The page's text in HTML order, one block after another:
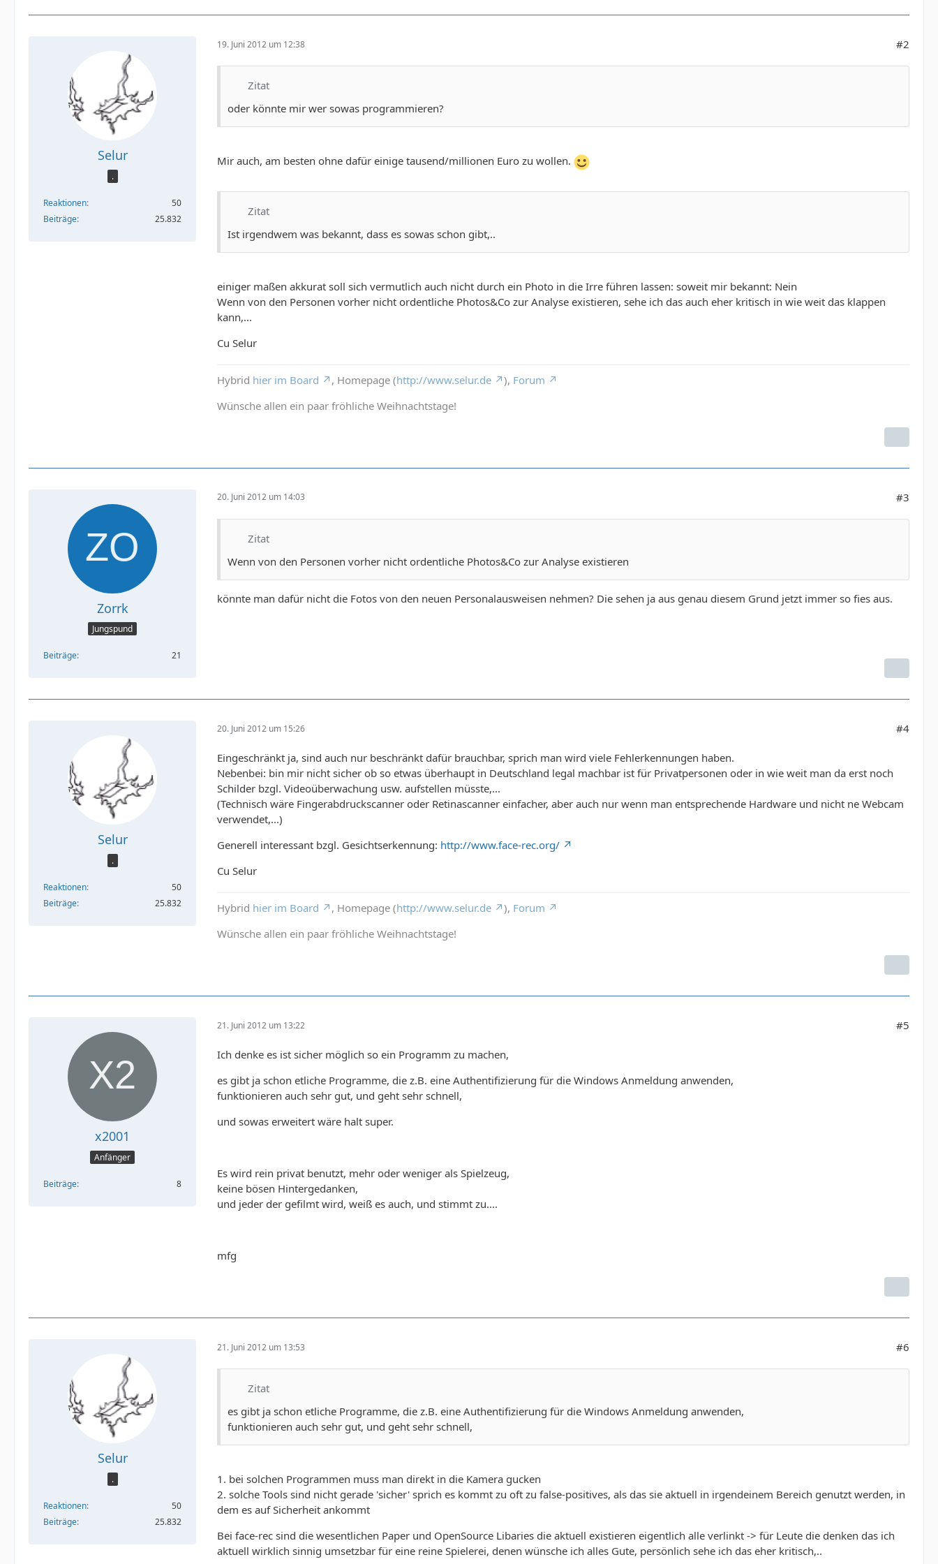
Selur
.
Reaktionen
50
Beiträge
25.832
19. Juni 2012 um 12:38 #2
Zitat
oder könnte mir wer sowas programmieren?
Mir auch, am besten ohne dafür einige tausend/millionen Euro zu wollen.
Zitat
Ist irgendwem was bekannt, dass es sowas schon gibt,..
einiger maßen akkurat soll sich vermutlich auch nicht durch ein Photo in die Irre führen lassen: soweit mir bekannt: Nein
Wenn von den Personen vorher nicht ordentliche Photos&Co zur Analyse existieren, sehe ich das auch eher kritisch in wie weit das klappen
kann,...
Cu Selur
Hybrid hier im Board , Homepage (http://www.selur.de ), Forum
Wünsche allen ein paar fröhliche Weihnachtstage!
Zorrk
Jungspund
Beiträge 21
20. Juni 2012 um 14:03 #3
Zitat
Wenn von den Personen vorher nicht ordentliche Photos&Co zur Analyse existieren
könnte man dafür nicht die Fotos von den neuen Personalausweisen nehmen? Die sehen ja aus genau diesem Grund jetzt immer so fies aus.
Selur
.
Reaktionen
50
Beiträge
25.832
20. Juni 2012 um 15:26 #4
Eingeschränkt ja, sind auch nur beschränkt dafür brauchbar, sprich man wird viele Fehlerkennungen haben.
Nebenbei: bin mir nicht sicher ob so etwas überhaupt in Deutschland legal machbar ist für Privatpersonen oder in wie weit man da erst noch
Schilder bzgl. Videoüberwachung usw. aufstellen müsste,...
(Technisch wäre Fingerabdruckscanner oder Retinascanner einfacher, aber auch nur wenn man entsprechende Hardware und nicht ne Webcam
verwendet,...)
Generell interessant bzgl. Gesichtserkennung: http://www.face-rec.org/
Cu Selur
Hybrid hier im Board , Homepage (http://www.selur.de ), Forum
Wünsche allen ein paar fröhliche Weihnachtstage!
x2001
Anfänger
Beiträge 8
21. Juni 2012 um 13:22 #5
Ich denke es ist sicher möglich so ein Programm zu machen,
es gibt ja schon etliche Programme, die z.B. eine Authentifizierung für die Windows Anmeldung anwenden,
funktionieren auch sehr gut, und geht sehr schnell,
und sowas erweitert wäre halt super.
Es wird rein privat benutzt, mehr oder weniger als Spielzeug,
keine bösen Hintergedanken,
und jeder der gefilmt wird, weiß es auch, und stimmt zu....
mfg
Selur
.
Reaktionen
50
Beiträge
25.832
21. Juni 2012 um 13:53 #6
Zitat
es gibt ja schon etliche Programme, die z.B. eine Authentifizierung für die Windows Anmeldung anwenden,
funktionieren auch sehr gut, und geht sehr schnell,
1. bei solchen Programmen muss man direkt in die Kamera gucken
2. solche Tools sind nicht gerade 'sicher' sprich es kommt zu oft zu false-positives, als das sie aktuell in irgendeinem Bereich genutzt werden, in
dem es auf Sicherheit ankommt
Bei face-rec sind die wesentlichen Paper und OpenSource Libaries die aktuell existieren eigentlich alle verlinkt -> für Leute die denken das ich
aktuell wirklich sinnig umsetzbar für eine reine Spielerei, denen wünsche ich alles Gute, persönlich sehe ich das eher kritisch,..